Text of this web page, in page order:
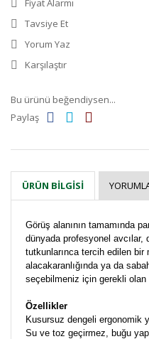
Fiyat Alarmı
Tavsiye Et
Yorum Yaz
Karşılaştır
Bu ürünü beğendiysen...
Paylaş
ÜRÜN BILGISI
Görüş alanının tamamında
dünyada profesyonel
tutkunlarınca tercih edilen bir
alacakaranlığında ya da
seçebilmeniz için gerekli olan
Özellikler
Kusursuz dengeli ergonomik
Su ve toz geçirmez, buğu